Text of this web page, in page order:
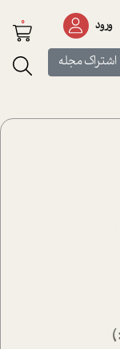
ورود
اشتراک مجله
0